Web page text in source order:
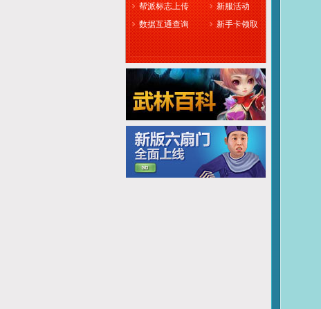
帮派标志上传
新服活动
数据互通查询
新手卡领取